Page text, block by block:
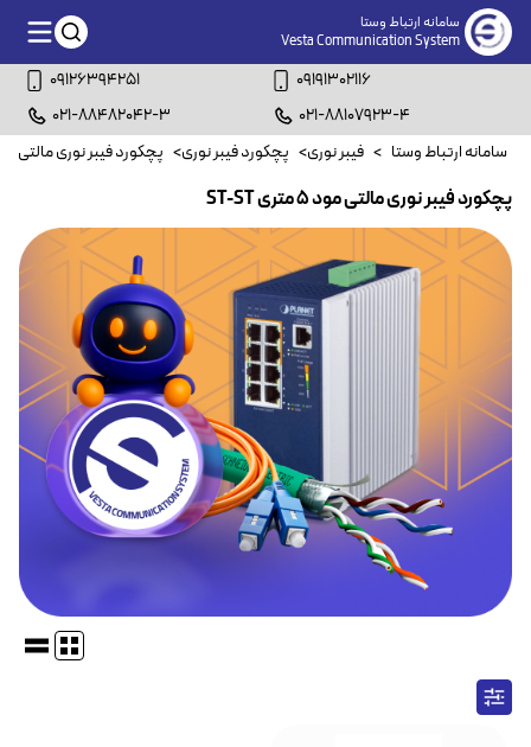
سامانه ارتباط وستا
Vesta Communication System
09126394251
09191302116
021-88482042-3
021-88107923-4
سامانه ارتباط وستا > فیبر نوری> پچکورد فیبر نوری> پچکورد فیبر نوری مالتی
پچکورد فیبر نوری مالتی مود ۵ متری ST-ST